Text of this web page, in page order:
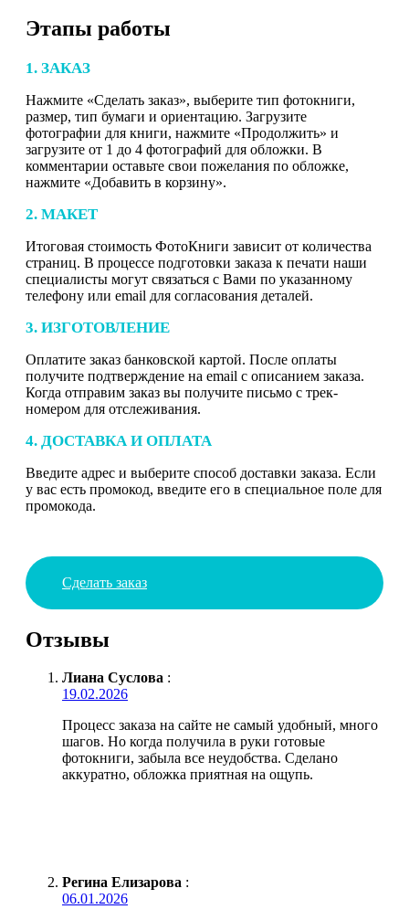
Этапы работы
1. ЗАКАЗ
Нажмите «Сделать заказ», выберите тип фотокниги,
размер, тип бумаги и ориентацию. Загрузите
фотографии для книги, нажмите «Продолжить» и
загрузите от 1 до 4 фотографий для обложки. В
комментарии оставьте свои пожелания по обложке,
нажмите «Добавить в корзину».
2. МАКЕТ
Итоговая стоимость ФотоКниги зависит от количества
страниц. В процессе подготовки заказа к печати наши
специалисты могут связаться с Вами по указанному
телефону или email для согласования деталей.
3. ИЗГОТОВЛЕНИЕ
Оплатите заказ банковской картой. После оплаты
получите подтверждение на email с описанием заказа.
Когда отправим заказ вы получите письмо с трек-
номером для отслеживания.
4. ДОСТАВКА И ОПЛАТА
Введите адрес и выберите способ доставки заказа. Если
у вас есть промокод, введите его в специальное поле для
промокода.
Сделать заказ
Отзывы
Лиана Суслова :
19.02.2026
Процесс заказа на сайте не самый удобный, много
шагов. Но когда получила в руки готовые
фотокниги, забыла все неудобства. Сделано
аккуратно, обложка приятная на ощупь.
Регина Елизарова :
06.01.2026